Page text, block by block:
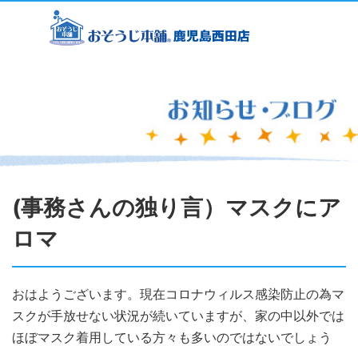
(事務さんの独り言）マスクにア
ロマ
おはようございます。現在コロナウィルス感染防止の為マ
スクが手放せない状況が続いていますが、家の中以外では
ほぼマスク着用している方々も多いのではないでしょう